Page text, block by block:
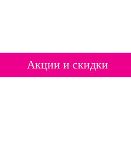
Акции и скидки